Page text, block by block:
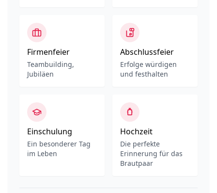
Firmenfeier
Teambuilding,
Jubiläen
Abschlussfeier
Erfolge würdigen
und festhalten
Einschulung
Ein besonderer Tag
im Leben
Hochzeit
Die perfekte
Erinnerung für das
Brautpaar